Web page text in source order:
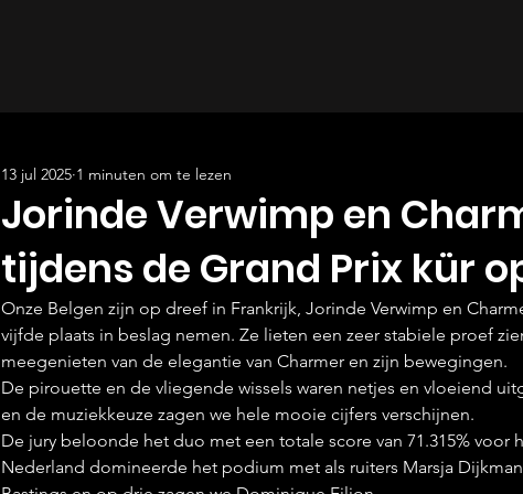
Jorinde Verwimp en
tijdens de Grand Prix kür
13 jul 2025 1 minuten om te lezen
Onze Belgen zijn op dreef in Frankrijk, Jorinde Verwimp en
vijfde plaats in beslag nemen. Ze lieten een zeer stabiele proef
meegenieten van de elegantie van Charmer en zijn bewegingen.
De pirouette en de vliegende wissels waren netjes en vloeiend
en de muziekkeuze zagen we hele mooie cijfers verschijnen.
De jury beloonde het duo met een totale score van 71.315% voor
Nederland domineerde het podium met als ruiters Marsja